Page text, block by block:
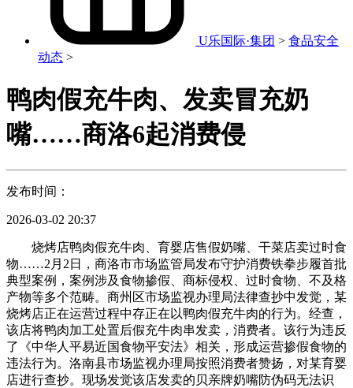
U乐国际·集团 > 食品安全
动态 >
鸭肉假充牛肉、发卖冒充奶
嘴……商洛6起消费侵
发布时间：
2026-03-02 20:37
烧烤店鸭肉假充牛肉、育婴店售假奶嘴、干菜店卖过时食
物……2月2日，商洛市市场监管局发布守护消费铁拳步履首批
典型案例，案例涉及食物掺假、商标侵权、过时食物、不及格
产物等多个范畴。商州区市场监视办理局法律查抄中发觉，某
烧烤店正在运营过程中存正在以鸭肉假充牛肉的行为。经查，
该店将鸭肉加工处置后假充牛肉串发卖，消费者。该行为违反
了《中华人平易近国食物平安法》相关，形成运营掺假食物的
违法行为。洛南县市场监视办理局按照消费者赞扬，对某育婴
店进行查抄。现场发觉该店发卖的贝亲牌奶嘴防伪码无法识